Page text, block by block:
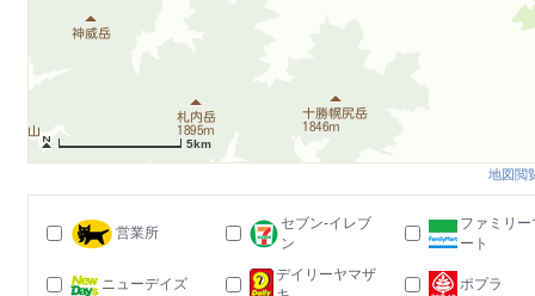
5km
地図閲
営業所
セブン-イレブ
ン
ファミリー
ート
ニューデイズ
デイリーヤマザ
ポプラ